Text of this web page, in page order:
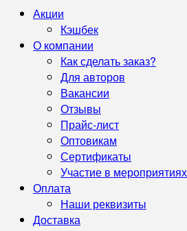
Акции
Кэшбек
О компании
Как сделать заказ?
Для авторов
Вакансии
Отзывы
Прайс-лист
Оптовикам
Сертификаты
Участие в мероприятиях
Оплата
Наши реквизиты
Доставка